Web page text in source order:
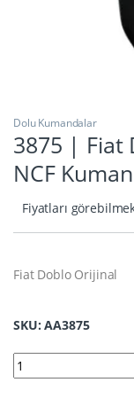
Dolu Kumandalar
3875 | Fiat
NCF
Fiyatları
Fiat Doblo Orijinal
SKU: AA3875
3875 | Fiat Doblo